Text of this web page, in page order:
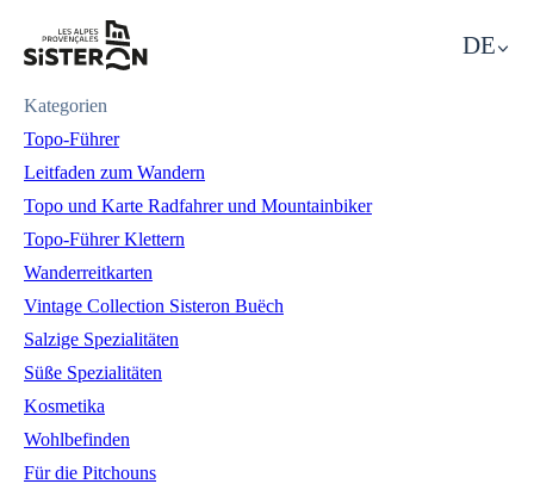
Sisteron, Tourismus
DE
Kategorien
Topo-Führer
Leitfaden zum Wandern
Topo und Karte Radfahrer und Mountainbiker
Topo-Führer Klettern
Wanderreitkarten
Vintage Collection Sisteron Buëch
Salzige Spezialitäten
Süße Spezialitäten
Kosmetika
Wohlbefinden
Für die Pitchouns